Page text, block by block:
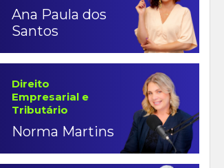
Ana Paula dos
Santos
Direito
Empresarial e
Tributário
Norma Martins